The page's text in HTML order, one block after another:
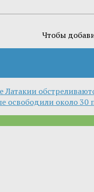
Чтобы
освободили около 30